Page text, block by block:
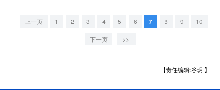
江西
上一页 1 2 3 4 5 6 7 8 9 10
下一页 >>|
【责任编辑:谷玥 】